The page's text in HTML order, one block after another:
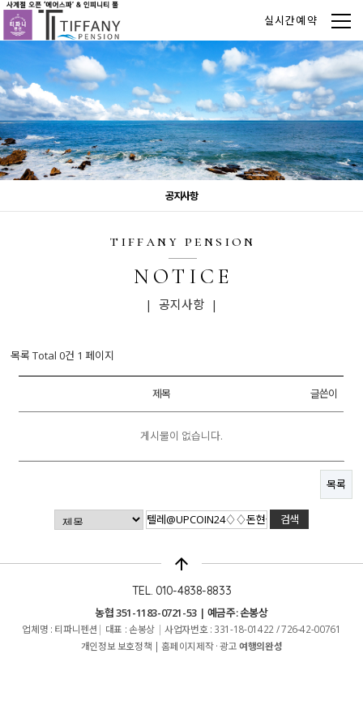
실시간예약
공지사항
tiffany pension
NOTICE
| 공지사항 |
목록 Total 0건 1 페이지
제목 글쓴이
게시물이 없습니다.
목록
arrow_upward
TEL. 010-4838-8833
농협 351-1183-0721-53 | 예금주: 손봉상
업체명 : 티파니펜션 | 대표 : 손봉상 | 사업자번호 : 331-18-01422 / 726-42-00761
개인정보 보호정책 | 홈페이지제작 · 광고여행의완성